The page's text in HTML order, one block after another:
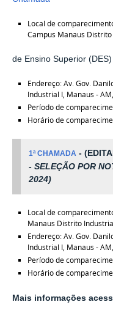
Local de
Campus Manaus
de Ensino Superior (DES)
Endereço: Av. Gov.
Industrial I, Manaus -
Período de
Horário de
1ª CHAMADA - (
-SELEÇÃO POR
2024)
Local de
Manaus Distrito
Endereço: Av. Gov.
Industrial I, Manaus -
Período de
Horário de
Mais informações